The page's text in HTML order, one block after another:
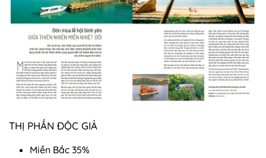
THỊ PHẦN ĐỘC GIẢ
Miền Bắc 35%